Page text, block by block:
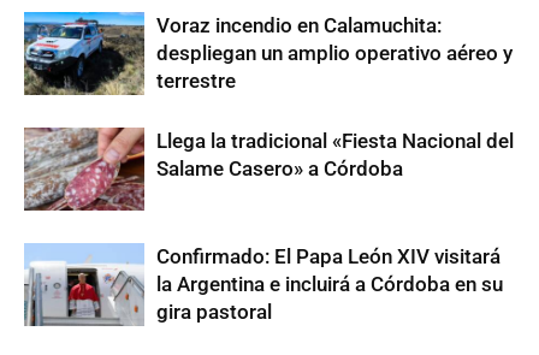
Voraz incendio en Calamuchita:
despliegan un amplio operativo aéreo y
terrestre
Llega la tradicional «Fiesta Nacional del
Salame Casero» a Córdoba
Confirmado: El Papa León XIV visitará
la Argentina e incluirá a Córdoba en su
gira pastoral